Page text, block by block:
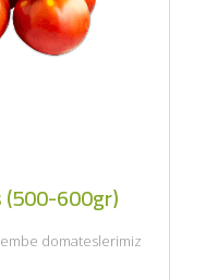
600gr)
domateslerimiz